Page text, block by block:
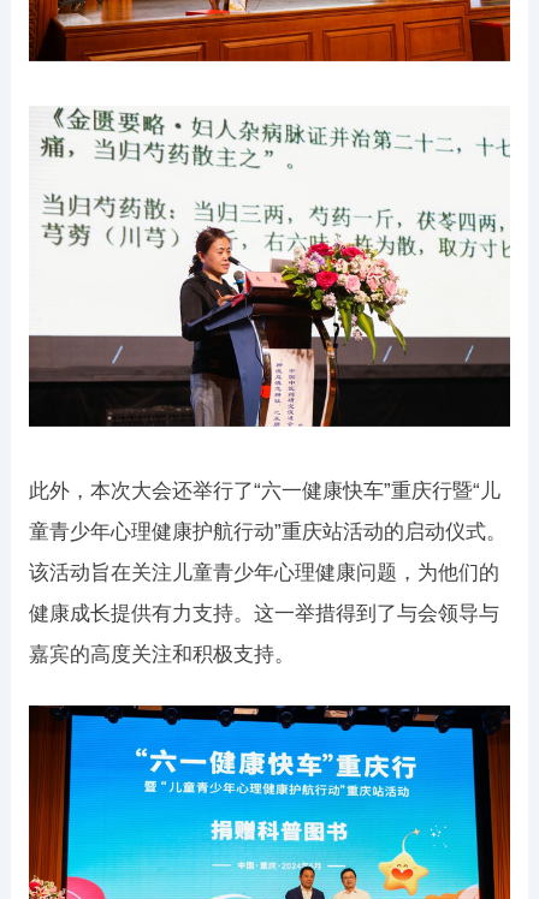
此外，本次大会还举行了“六一健康快车”重庆行暨“儿
童青少年心理健康护航行动”重庆站活动的启动仪式。
该活动旨在关注儿童青少年心理健康问题，为他们的
健康成长提供有力支持。这一举措得到了与会领导与
嘉宾的高度关注和积极支持。